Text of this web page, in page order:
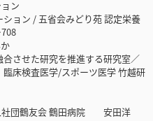
ン
ョン / 五省会みどり苑 認定栄養
か
合させた研究を推進する研究室／
床検査医学/スポーツ医学 竹越研
社団鶴友会 鶴田病院 安田洋